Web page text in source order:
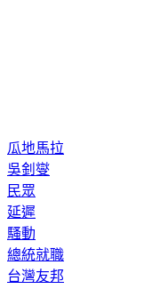
瓜地馬拉
吳釗燮
民眾
延遲
騷動
總統就職
台灣友邦